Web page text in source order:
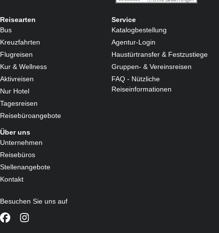
Reisearten
Bus
Kreuzfahrten
Flugreisen
Kur & Wellness
Aktivreisen
Nur Hotel
Tagesreisen
Reisebüroangebote
Service
Katalogbestellung
Agentur-Login
Haustürtransfer & Festzustiege
Gruppen- & Vereinsreisen
FAQ - Nützliche
Reiseinformationen
Über uns
Unternehmen
Reisebüros
Stellenangebote
Kontakt
Besuchen Sie uns auf